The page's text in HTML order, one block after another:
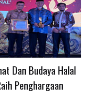
Dan Budaya Halal
Penghargaan